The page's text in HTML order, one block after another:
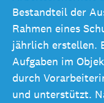
Bestandteil der
Rahmen eines
jährlich erstellen.
Aufgaben im
durch
und unterstützt.